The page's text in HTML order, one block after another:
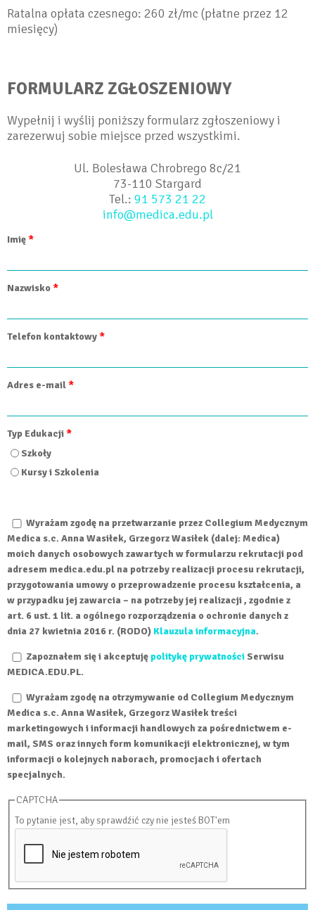
Ratalna opłata czesnego: 260 zł/mc (płatne przez 12
miesięcy)
FORMULARZ ZGŁOSZENIOWY
Wypełnij i wyślij poniższy formularz zgłoszeniowy i
zarezerwuj sobie miejsce przed wszystkimi.
Ul. Bolesława Chrobrego 8c/21
73-110 Stargard
Tel.: 91 573 21 22
info@medica.edu.pl
Imię*
Nazwisko*
Telefon kontaktowy*
Adres e-mail*
Typ Edukacji*
Szkoły
Kursy i Szkolenia
Zgoda na przetwarzanie danych osobowych prywatności*
Wyrażam zgodę na przetwarzanie przez Collegium Medycznym
Medica s.c. Anna Wasiłek, Grzegorz Wasiłek (dalej: Medica)
moich danych osobowych zawartych w formularzu rekrutacji pod
adresem medica.edu.pl na potrzeby realizacji procesu rekrutacji,
przygotowania umowy o przeprowadzenie procesu kształcenia, a
w przypadku jej zawarcia – na potrzeby jej realizacji , zgodnie z
art. 6 ust. 1 lit. a ogólnego rozporządzenia o ochronie danych z
dnia 27 kwietnia 2016 r. (RODO) Klauzula informacyjna.
Zgoda na politykę prywatności*
Zapoznałem się i akceptuję politykę prywatności Serwisu
MEDICA.EDU.PL.
Zgoda newsletter
Wyrażam zgodę na otrzymywanie od Collegium Medycznym
Medica s.c. Anna Wasiłek, Grzegorz Wasiłek treści
marketingowych i informacji handlowych za pośrednictwem e-
mail, SMS oraz innych form komunikacji elektronicznej, w tym
informacji o kolejnych naborach, promocjach i ofertach
specjalnych.
CAPTCHA
To pytanie jest, aby sprawdźić czy nie jesteś BOT'em